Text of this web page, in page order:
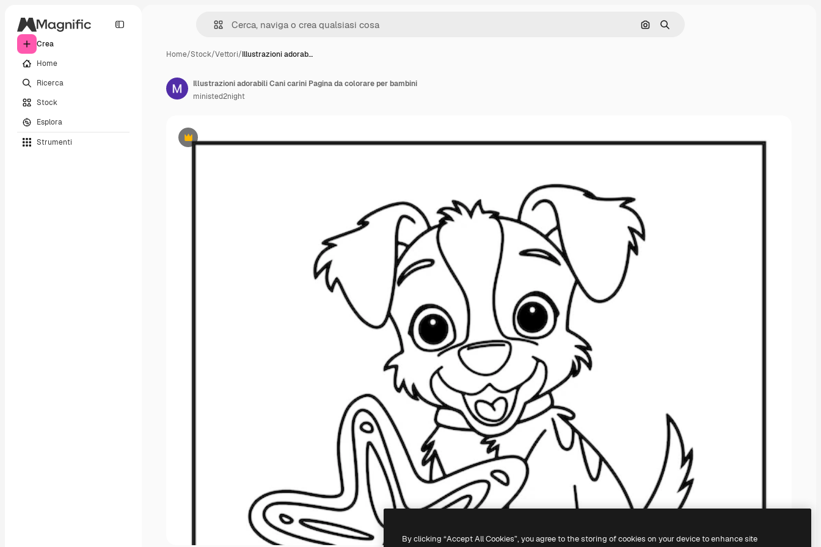
Crea
Home
Ricerca
Stock
Esplora
Strumenti
Cerca per immagine
Ricerca
Home/Stock/Vettori/Illustrazioni adorab…
Premium
Illustrazioni adorabili Cani carini Pagina da colorare per bambini
ministed2night
By clicking “Accept All Cookies”, you agree to the storing of cookies on your device to enhance site